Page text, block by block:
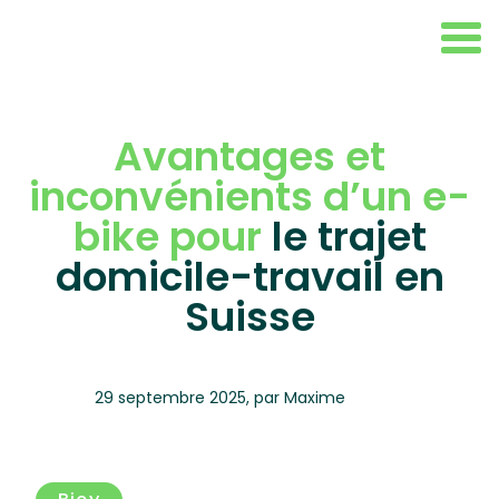
Avantages et
inconvénients d’un e-
bike pour le trajet
domicile-travail en
Suisse
29 septembre 2025, par Maxime